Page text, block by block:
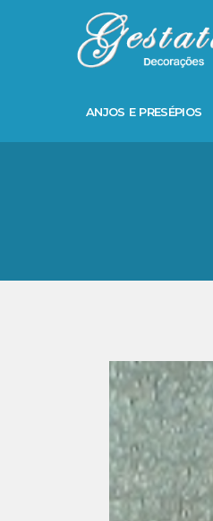
ANJOS E PRESÉPIOS